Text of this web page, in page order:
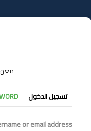
إلى
المحتوى
التبويبات
الأساسية
تسجيل الدخول
or email address